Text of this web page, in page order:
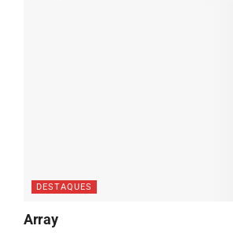
DESTAQUES
Array